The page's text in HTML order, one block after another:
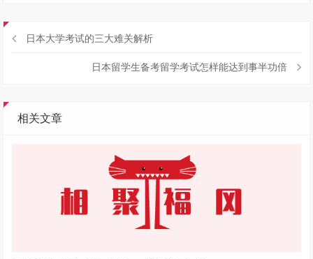
日本大学考试的三大难关解析
日本留学生备考留学考试怎样能达到事半功倍
相关文章